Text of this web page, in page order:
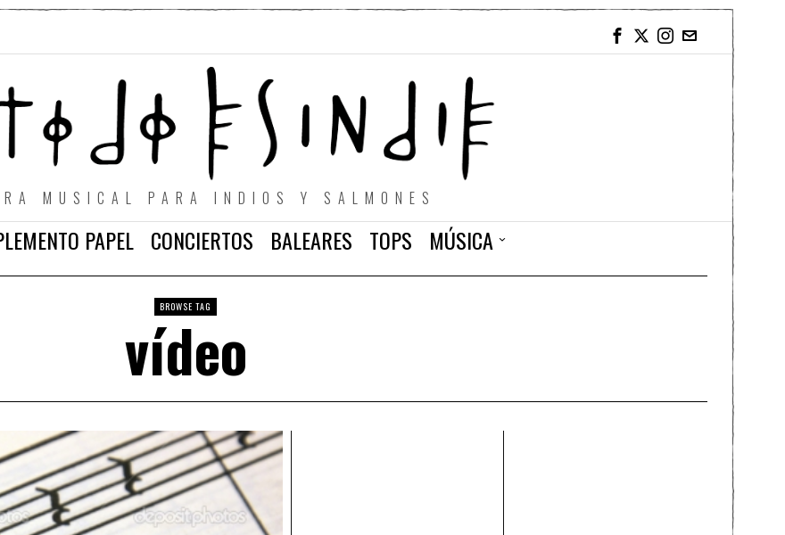
MUSICAL PARA INDIOS Y SALMONES
PAPEL CONCIERTOS BALEARES TOPS
MÚSICA
BROWSE TAG
vídeo